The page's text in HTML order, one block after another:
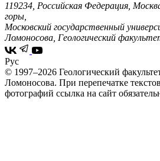
119234, Российская Федерация,
горы,
Московский государственный
Ломоносова, Геологический
Рус
© 1997–2026 Геологический
Ломоносова. При перепечатке
фотографий ссылка на сайт